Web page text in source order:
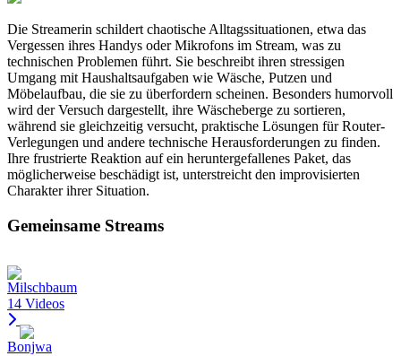
Die Streamerin schildert chaotische Alltagssituationen, etwa das
Vergessen ihres Handys oder Mikrofons im Stream, was zu
technischen Problemen führt. Sie beschreibt ihren stressigen
Umgang mit Haushaltsaufgaben wie Wäsche, Putzen und
Möbelaufbau, die sie zu überfordern scheinen. Besonders humorvoll
wird der Versuch dargestellt, ihre Wäscheberge zu sortieren,
während sie gleichzeitig versucht, praktische Lösungen für Router-
Verlegungen und andere technische Herausforderungen zu finden.
Ihre frustrierte Reaktion auf ein heruntergefallenes Paket, das
möglicherweise beschädigt ist, unterstreicht den improvisierten
Charakter ihrer Situation.
Gemeinsame Streams
Milschbaum
14 Videos
Bonjwa